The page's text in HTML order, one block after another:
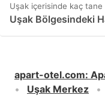
Uşak içerisinde kaç tane
Uşak Bölgesindeki
apart-otel.com:
Uşak Merkez